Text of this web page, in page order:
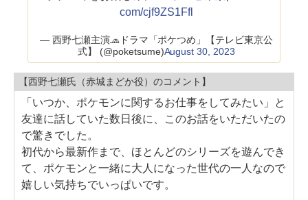
com/cjf9ZS1Ffl
— 西野七瀬主演🧢ドラマ「ポケつめ」【テレビ東京公
式】 (@poketsume)August 30, 2023
【西野七瀬氏（赤城まどか役）のコメント】
「いつか、ポケモンに関するお仕事をしてみたい」と
友達に話していた数日後に、このお話をいただいたの
で驚きでした。
初代から最新作まで、ほとんどのシリーズを遊んでき
て、ポケモンと一緒に大人になった世代の一人なので
嬉しい気持ちでいっぱいです。